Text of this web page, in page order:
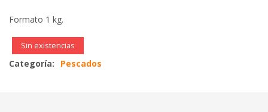
Formato 1 kg.
Sin existencias
Categoría: Pescados